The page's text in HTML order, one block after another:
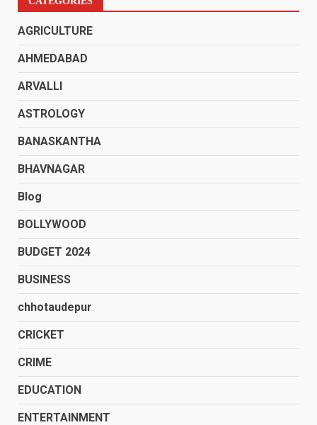
AGRICULTURE
AHMEDABAD
ARVALLI
ASTROLOGY
BANASKANTHA
BHAVNAGAR
Blog
BOLLYWOOD
BUDGET 2024
BUSINESS
chhotaudepur
CRICKET
CRIME
EDUCATION
ENTERTAINMENT